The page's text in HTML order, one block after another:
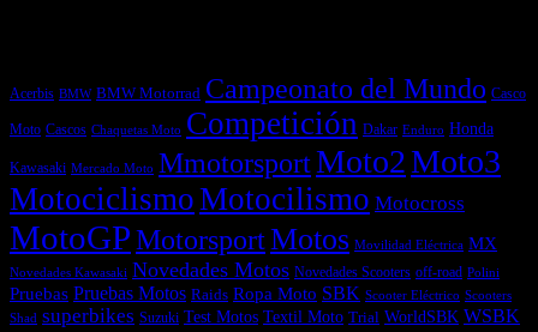
Acerbis BMW BMW Motorrad Campeonato del Mundo Casco
Moto Cascos Chaquetas Moto Competición Dakar Enduro Honda
Kawasaki Mercado Moto MmotorsportMoto2Moto3
MotociclismoMotocilismo Motocross
MotoGPMotorsportMotos Movilidad Eléctrica MX
Novedades Kawasaki Novedades Motos Novedades Scooters off-road Polini
Pruebas Pruebas Motos Raids Ropa Moto SBK Scooter Eléctrico Scooters
Shad superbikes Suzuki Test Motos Textil Moto Trial WorldSBK WSBK